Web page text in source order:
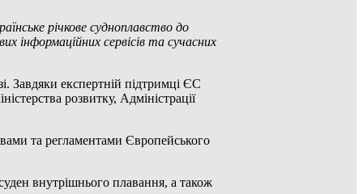
річкове судноплавство до
інформаційних сервісів та сучасних
Завдяки експертній підтримці ЄС
розвитку, Адміністрації
та регламентами Європейського
внутрішнього плавання, а також